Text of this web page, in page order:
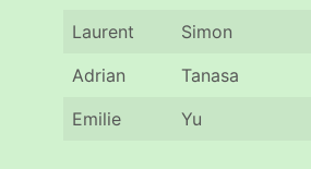
Laurent Simon
Adrian
Tanasa
Emilie
Yu